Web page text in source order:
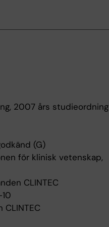
2007 års studieordning
(G)
för klinisk vetenskap,
CLINTEC